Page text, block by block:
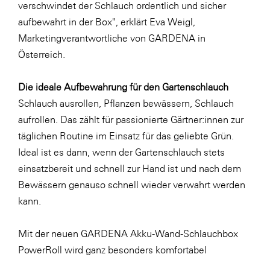
WKS Fachgruppe Finanzdienstleister
WK UBIT
Zühlke
Media
verschwindet der Schlauch ordentlich und sicher
aufbewahrt in der Box", erklärt Eva Weigl,
Marketingverantwortliche von GARDENA in
Österreich.
Die ideale Aufbewahrung für den Gartenschlauch
Schlauch ausrollen, Pflanzen bewässern, Schlauch
aufrollen. Das zählt für passionierte Gärtner:innen zur
täglichen Routine im Einsatz für das geliebte Grün.
Ideal ist es dann, wenn der Gartenschlauch stets
einsatzbereit und schnell zur Hand ist und nach dem
Bewässern genauso schnell wieder verwahrt werden
kann.
Mit der neuen GARDENA Akku-Wand-Schlauchbox
PowerRoll wird ganz besonders komfortabel